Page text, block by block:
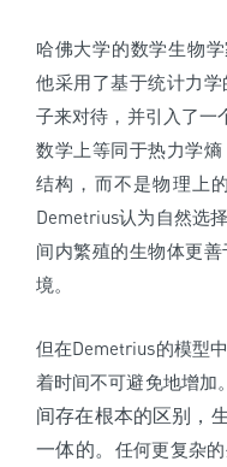
哈佛大学的数学生物学
他采用了基于统计力
子来对待，并引入了一
数学上等同于热力学
结构，而不是物理上
Demetrius认为自然选
间内繁殖的生物体更
境。
但在Demetrius的模型
着时间不可避免地增加
间存在根本的区别，
一体的。 任何更复杂